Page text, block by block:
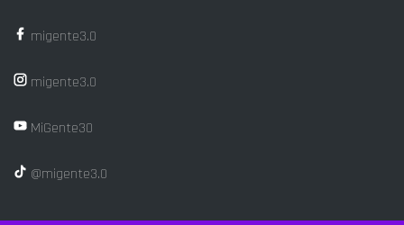
migente3.0
migente3.0
MiGente30
@migente3.0